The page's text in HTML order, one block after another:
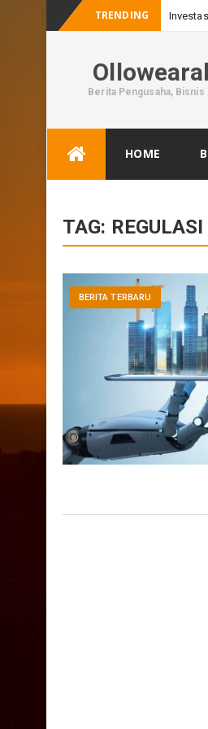
TRENDING
Berita Pengusaha,
HOME
TAG:
BERITA TERBARU